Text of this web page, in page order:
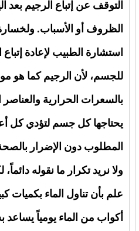
التوقف عن إتباع الرجيم بعد
الظروف أو الأسباب.
استشارة الطبيب لإعادة
للجسم، لأن الرجيم كما هو
بالسعرات الحرارية والعناصر
يحتاجها كل جسم لتؤدي كل
المطلوب دون الإضرار
ولا نريد تكرار ما نقوله
أكواب من الماء يومياً